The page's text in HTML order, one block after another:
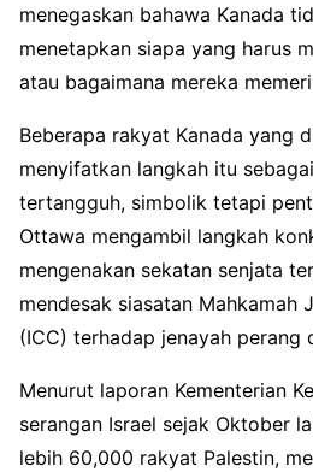
menegaskan bahawa Kanada
menetapkan siapa yang harus
atau bagaimana mereka
Beberapa rakyat Kanada yang
menyifatkan langkah itu
tertangguh, simbolik tetapi
Ottawa mengambil langkah
mengenakan sekatan senjata
mendesak siasatan Mahkamah
(ICC) terhadap jenayah perang
Menurut laporan Kementerian
serangan Israel sejak Oktober
lebih 60,000 rakyat Palestin,